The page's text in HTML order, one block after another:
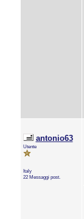
antonio63
Utente
Italy
22 Messaggi post.